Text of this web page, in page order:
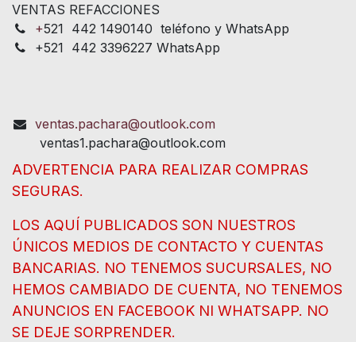
VENTAS REFACCIONES
+521 442 1490140 teléfono y WhatsApp
+521 442 3396227 WhatsApp
ventas.pachara@outlook.com
ventas1.pachara@outlook.com
ADVERTENCIA PARA REALIZAR COMPRAS
SEGURAS.
LOS AQUÍ PUBLICADOS SON NUESTROS
ÚNICOS MEDIOS DE CONTACTO Y CUENTAS
BANCARIAS. NO TENEMOS SUCURSALES, NO
HEMOS CAMBIADO DE CUENTA, NO TENEMOS
ANUNCIOS EN FACEBOOK NI WHATSAPP. NO
SE DEJE SORPRENDER.